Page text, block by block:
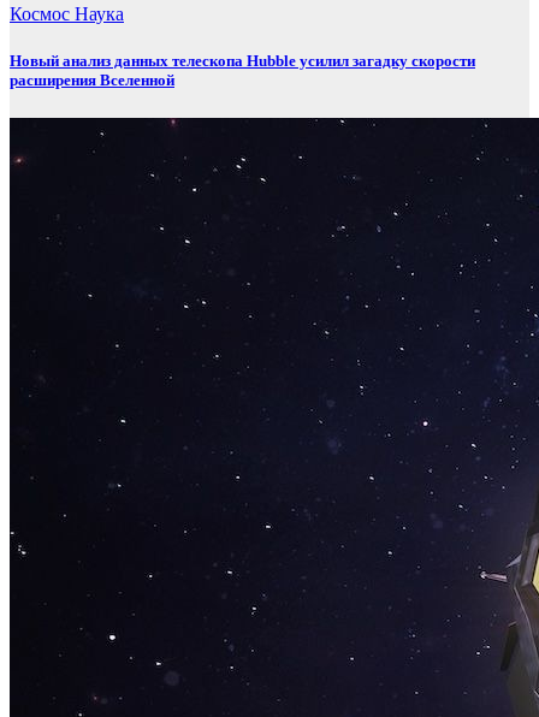
Космос Наука
Новый анализ данных телескопа Hubble усилил загадку скорости
расширения Вселенной